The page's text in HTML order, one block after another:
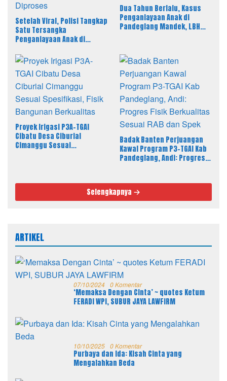
Setelah Viral, Polisi Tangkap
Satu Tersangka
Penganiayaan Anak di
Banten Desak 4 Tersangka
Lain Segera Diproses
Dua Tahun Berlalu, Kasus
Penganiayaan Anak di
Pandeglang Mandek, LBH
Proyek Irigasi P3A-TGAI
Cibatu Desa Ciburial
Cimanggu Sesuai
Badak Banten Perjuangan
Kawal Program P3-TGAI Kab
Pandeglang, Andi: Progres
Selengkapnya
ARTIKEL
07/10/2024 0 Komentar
‘Memaksa Dengan Cinta’ ~ quotes Ketum
FERADI WPI, SUBUR JAYA LAWFIRM
10/10/2025 0 Komentar
Purbaya dan Ida: Kisah Cinta yang
Mengalahkan Beda